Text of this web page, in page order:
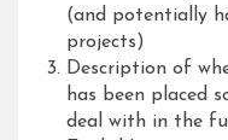
(and potentially
projects)
Description of
has been placed
deal with in the